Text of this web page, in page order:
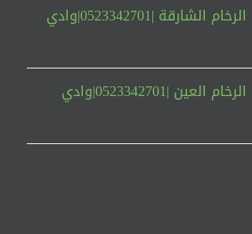
شركة جلي وتلميع الرخام الشارقة |0523342701|وادي
شركة جلي وتلميع الرخام العين |0523342701|وادي